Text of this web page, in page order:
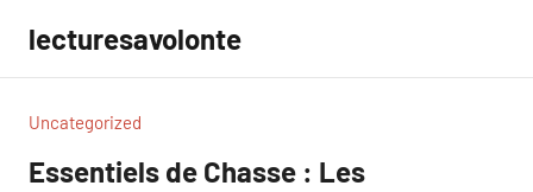
contenu
lecturesavolonte
Uncategorized
Essentiels de Chasse : Les